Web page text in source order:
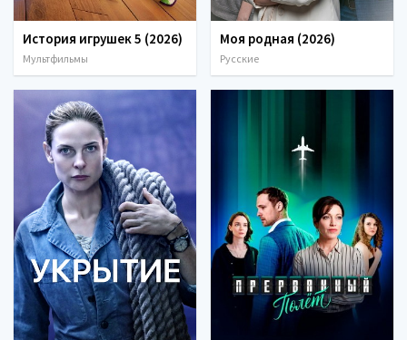
История игрушек 5 (2026)
Мультфильмы
Моя родная (2026)
Русские